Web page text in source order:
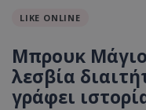
LIKE ONLINE
Μπρουκ
λεσβία
γράφει